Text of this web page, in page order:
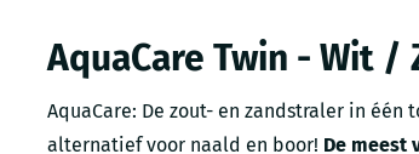
AquaCare Twin - Wit /
AquaCare: De zout- en zandstraler in
alternatief voor naald en boor! De meest